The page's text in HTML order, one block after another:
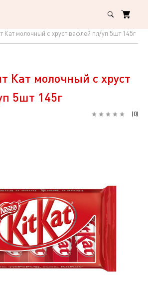
Кат молочный с хруст вафлей пл/уп 5шт 145г
Кат молочный с хруст
5шт 145г
(0)